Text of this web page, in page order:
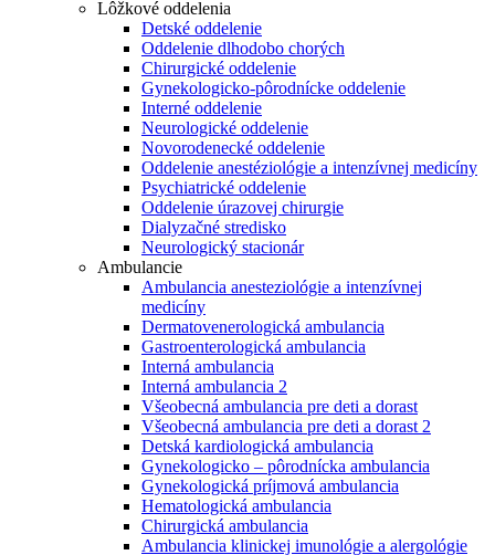
Lôžkové oddelenia
Detské oddelenie
Oddelenie dlhodobo chorých
Chirurgické oddelenie
Gynekologicko-pôrodnícke oddelenie
Interné oddelenie
Neurologické oddelenie
Novorodenecké oddelenie
Oddelenie anestéziológie a intenzívnej medicíny
Psychiatrické oddelenie
Oddelenie úrazovej chirurgie
Dialyzačné stredisko
Neurologický stacionár
Ambulancie
Ambulancia anesteziológie a intenzívnej
medicíny
Dermatovenerologická ambulancia
Gastroenterologická ambulancia
Interná ambulancia
Interná ambulancia 2
Všeobecná ambulancia pre deti a dorast
Všeobecná ambulancia pre deti a dorast 2
Detská kardiologická ambulancia
Gynekologicko – pôrodnícka ambulancia
Gynekologická príjmová ambulancia
Hematologická ambulancia
Chirurgická ambulancia
Ambulancia klinickej imunológie a alergológie